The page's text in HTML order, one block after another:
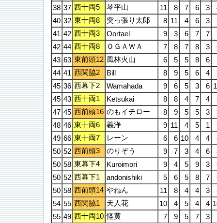
38 37 西十両5 琴平山 11 8 7 6 3
40 32 東十両8 突っ張り太郎 8 11 4 6 3
41 42 西十両3 Oortael 9 3 6 7 7
42 44 西十両8 ＯＧＡＷＡ 7 8 7 8 3
43 63 東前頭12 風林火山 6 5 5 8 6
44 41 西関脇2 Bill 8 9 5 6 4
45 36 西幕下2 Wamahada 9 6 5 3 6
45 43 西十両1 Ketsukai 8 8 4 7 4
47 45 西前頭16 のもイチロー 8 9 5 5 3
48 46 東十両6 義浄 9 11 4 5 1
49 66 東十両7 レーン 6 6 10 4 4
50 52 西前頭3 のりぞう 9 7 3 4 6
50 58 東幕下4 Kuroimori 9 4 5 9 3
50 52 西幕下1 andonishiki 5 6 5 8 7
50 58 西前頭14 やねん 11 8 4 4 3
54 55 西関脇1 天人花 10 4 5 4 4
55 49 西十両10 怪黄 7 9 5 7 3